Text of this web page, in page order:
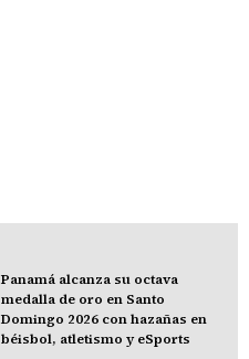
Panamá alcanza su octava
medalla de oro en Santo
Domingo 2026 con hazañas en
béisbol, atletismo y eSports